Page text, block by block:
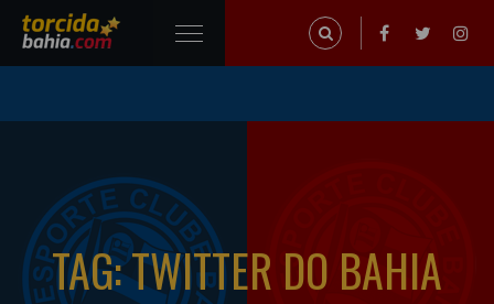
TAG: TWITTER DO BAHIA